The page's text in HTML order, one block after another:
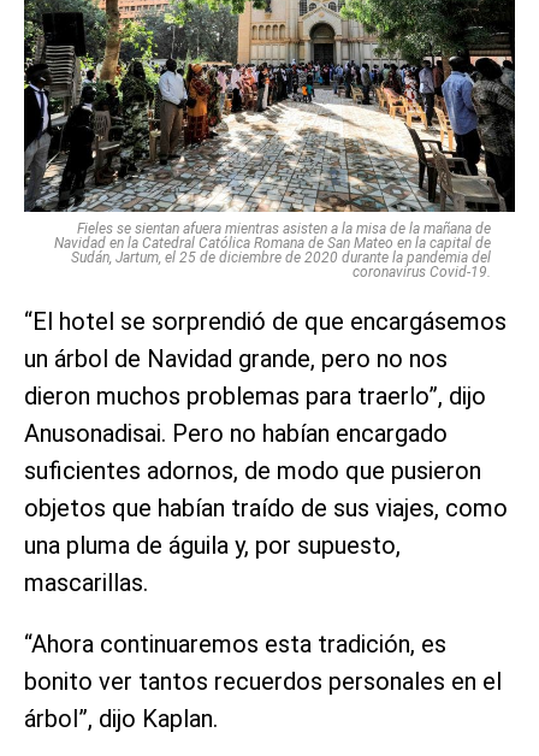
Fieles se sientan afuera mientras asisten a la misa de la mañana de
Navidad en la Catedral Católica Romana de San Mateo en la capital de
Sudán, Jartum, el 25 de diciembre de 2020 durante la pandemia del
coronavirus Covid-19.
“El hotel se sorprendió de que encargásemos
un árbol de Navidad grande, pero no nos
dieron muchos problemas para traerlo”, dijo
Anusonadisai. Pero no habían encargado
suficientes adornos, de modo que pusieron
objetos que habían traído de sus viajes, como
una pluma de águila y, por supuesto,
mascarillas.
“Ahora continuaremos esta tradición, es
bonito ver tantos recuerdos personales en el
árbol”, dijo Kaplan.